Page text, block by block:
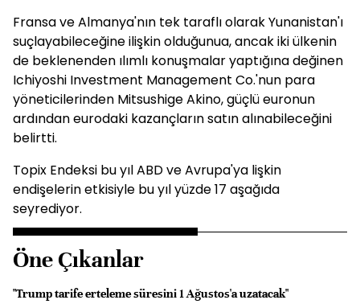
Fransa ve Almanya'nın tek taraflı olarak Yunanistan'ı
suçlayabileceğine ilişkin olduğunua, ancak iki ülkenin
de beklenenden ılımlı konuşmalar yaptığına değinen
Ichiyoshi Investment Management Co.'nun para
yöneticilerinden Mitsushige Akino, güçlü euronun
ardından eurodaki kazançların satın alınabileceğini
belirtti.
Topix Endeksi bu yıl ABD ve Avrupa'ya lişkin
endişelerin etkisiyle bu yıl yüzde 17 aşağıda
seyrediyor.
Öne Çıkanlar
"Trump tarife erteleme süresini 1 Ağustos'a uzatacak"